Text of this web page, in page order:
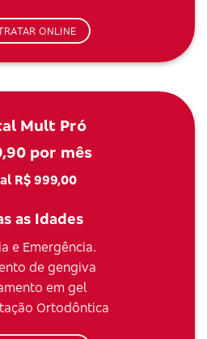
ONLINE
Mult Pró
por mês
R$ 999,00
as Idades
e Emergência.
de gengiva
em gel
Ortodôntica